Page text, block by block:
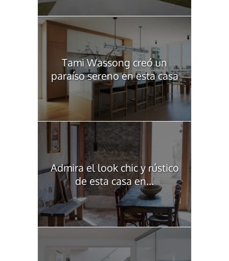
Tami Wassong creó un
paraíso sereno en esta casa
Admira el look chic y rústico
de esta casa en...